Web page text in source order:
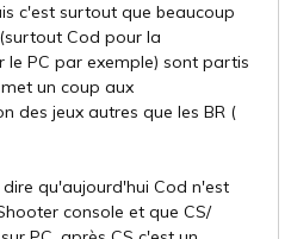
c'est surtout que beaucoup
Cod pour la
le PC par exemple) sont partis
un coup aux
des jeux autres que les BR (
qu'aujourd'hui Cod n'est
console et que CS/